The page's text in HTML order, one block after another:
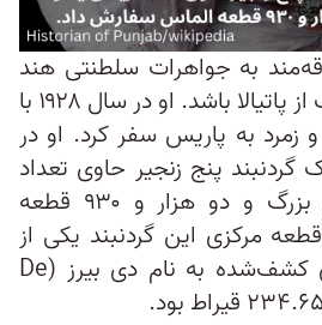
به جواهرات سلطنتی هند
مهاراجه بوپیندر سینگ از پاتیالا باشد. او در سال ۱۹۲۸ با
زمرد به پاریس سفر کرد. او در
گردنبند پنج زنجیر حاوی تعداد
زیادی یاقوت برمه‌ای بزرگ و دو هزار و ۹۳۰ قطعه
مرکزی این گردنبند یکی از
بزرگ‌ترین الماس‌های کشف‌شده به نام دی بیرز (De